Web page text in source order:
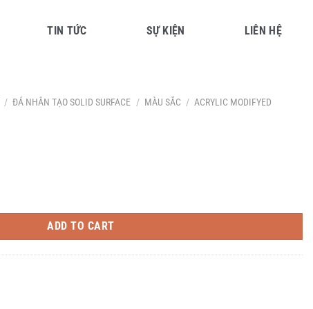
TIN TỨC SỰ KIỆN LIÊN HỆ
/ ĐÁ NHÂN TẠO SOLID SURFACE / MÀU SẮC / ACRYLIC MODIFYED
ADD TO CART